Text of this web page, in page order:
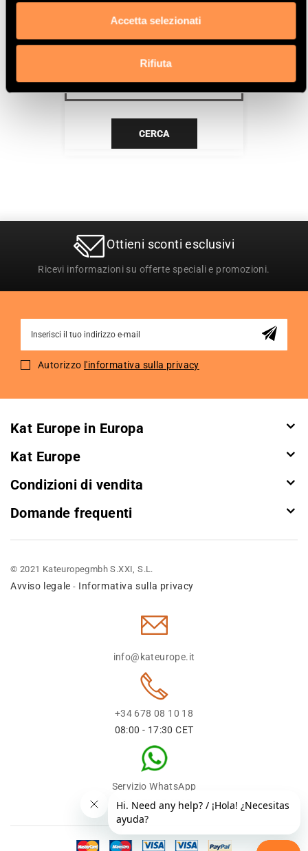
Accetta selezionati
Rifiuta
CERCA IL TUO PRODOTTO PER
CERCA
Ottieni sconti esclusivi
Ricevi informazioni su offerte speciali e promozioni.
for
Autorizzo l'informativa sulla privacy
Kat Europe in Europa
Kat Europe
Condizioni di vendita
Domande frequenti
© 2021 Kateuropegmbh S.XXI, S.L.
Avviso legale - Informativa sulla privacy
info@kateurope.it
+34 678 08 10 18
08:00 - 17:30 CET
Servizio WhatsApp
+34 678 08 1018